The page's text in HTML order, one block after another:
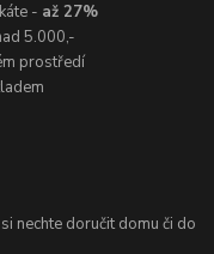
- až 27%
5.000,-
prostředí
nechte doručit domu či do